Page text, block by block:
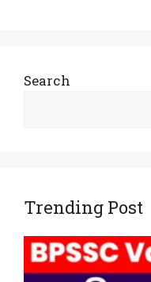
Search
Trending Post